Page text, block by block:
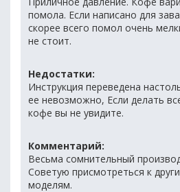
помола. Если написано для
скорее всего помол очень
не стоит.
Недостатки:
Инструкция переведена
ее невозможно, Если делать
кофе вы не увидите.
Комментарий:
Весьма сомнительный
Советую присмотреться к
моделям.